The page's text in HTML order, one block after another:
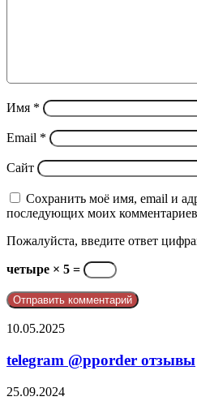
Имя *
Email *
Сайт
Сохранить моё имя, email и
последующих моих
Пожалуйста, введите ответ
четыре × 5 =
telegram
отзывы
10.05.2025
telegram @pporder отзывы
Почему
25.09.2024